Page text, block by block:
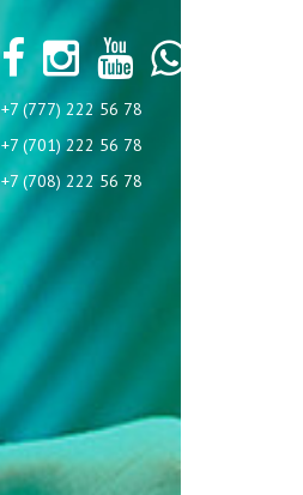
+7 (777) 222 56 78
+7 (701) 222 56 78
+7 (708) 222 56 78